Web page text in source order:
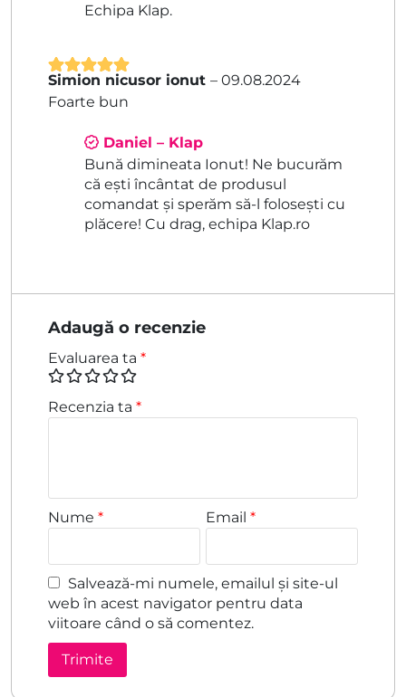
Echipa Klap.
Evaluat la5
din 5
Simion nicusor ionut – 09.08.2024
Foarte bun
Daniel – Klap
Bună dimineata Ionut! Ne bucurăm
că ești încântat de produsul
comandat și sperăm să-l folosești cu
plăcere! Cu drag, echipa Klap.ro
Adaugă o recenzie
Evaluarea ta *
Recenzia ta *
Nume * Email*
Salvează-mi numele, emailul și site-ul
web în acest navigator pentru data
viitoare când o să comentez.